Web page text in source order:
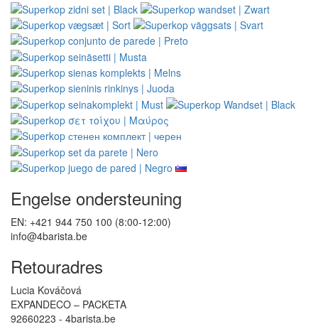
Engelse ondersteuning
EN: +421 944 750 100 (8:00-12:00)
info@4barista.be
Retouradres
Lucia Kováčová
EXPANDECO – PACKETA
92660223 - 4barista.be